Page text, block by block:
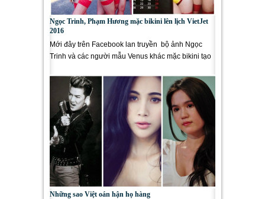
Ngọc Trinh, Phạm Hương mặc bikini lên lịch VietJet
2016
Mới đây trên Facebook lan truyền bộ ảnh Ngọc
Trinh và các người mẫu Venus khác mặc bikini tạo
Những sao Việt oán hận họ hàng